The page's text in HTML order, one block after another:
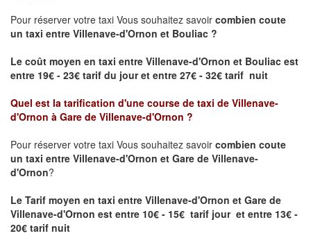
Pour réserver votre taxi Vous souhaitez savoir combien coute
un taxi entre Villenave-d'Ornon et Bouliac ?
Le coût moyen en taxi entre Villenave-d'Ornon et Bouliac est
entre 19€ - 23€ tarif du jour et entre 27€ - 32€ tarif nuit
Quel est la tarification d'une course de taxi de Villenave-
d'Ornon à Gare de Villenave-d'Ornon ?
Pour réserver votre taxi Vous souhaitez savoir combien coute
un taxi entre Villenave-d'Ornon et Gare de Villenave-
d'Ornon?
Le Tarif moyen en taxi entre Villenave-d'Ornon et Gare de
Villenave-d'Ornon est entre 10€ - 15€ tarif jour et entre 13€ -
20€ tarif nuit